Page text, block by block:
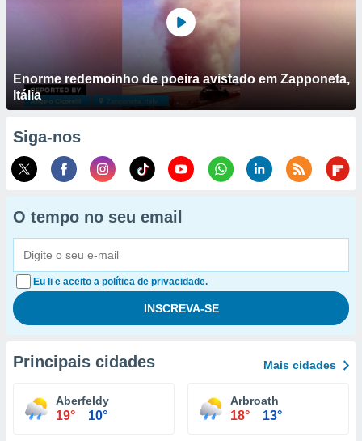
Enorme redemoinho de poeira avistado em Zapponeta,
Itália
Siga-nos
O tempo no seu email
Eu li e aceito a política de privacidade.
Principais cidades Mais cidades
Aberfeldy
19° 10°
Arbroath
18° 13°